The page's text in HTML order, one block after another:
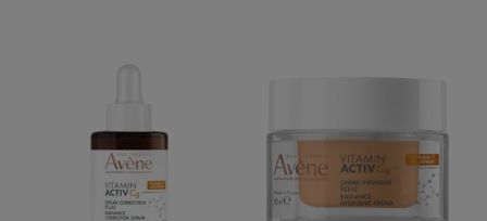
luminosidad
intensiva
Vitamin
Activ
Cg